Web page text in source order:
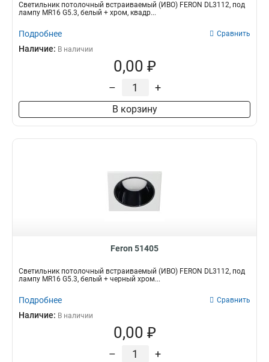
Светильник потолочный встраиваемый (ИВО) FERON DL3112, под
лампу MR16 G5.3, белый + хром, квадр...
Подробнее Сравнить
Наличие: В наличии
0,00 ₽
– +
В корзину
Feron 51405
Светильник потолочный встраиваемый (ИВО) FERON DL3112, под
лампу MR16 G5.3, белый + черный хром...
Подробнее Сравнить
Наличие: В наличии
0,00 ₽
– +